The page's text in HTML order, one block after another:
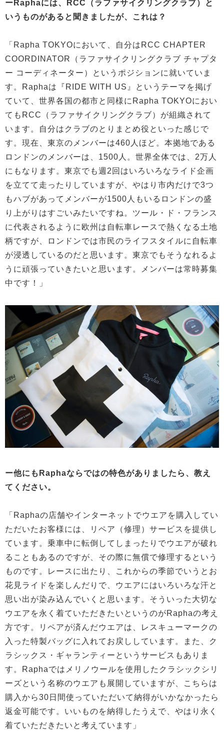
ーRaphaには、RCC（ラファサイクリングクラブ）と
いうものがあると聞きましたが、これは？
「Rapha TOKYOにおいて、自分はRCC CHAPTER
COORDINATOR（ラファサイクリングクラブ チャプタ
ー コーディネーター）というポジションに就いていま
す。Raphaは『RIDE WITH US』というテーマを掲げ
ていて、世界各国の都市と同様にRapha TOKYOにおい
てもRCC（ラファサイクリングクラブ）が組織されて
います。自分はクラブのとりまとめ役といった感じで
す。現在、東京のメンバーは460人ほど。本拠地である
ロンドンのメンバーは、1500人。世界全体では、2万人
にもなります。東京でも週2回はいろいろなライド企画
を立てて走ったりしていますが、やはり市内だけで3つ
もハブがあってメンバーが1500人もいるロンドンの盛
り上がりはすごいみたいですね。ツール・ド・フランス
に代表されるように欧州は自転車レースで熱くなる土地
柄ですが、ロンドンでは市民のライフスタイルに自転車
が浸透しているのだと思います。東京でもそうなれるよ
うに頑張っていきたいと思います。メンバーは常時募集
中です！」
ー他にもRaphaならではの特色がありましたら、教え
てください。
「Raphaの店舗やインターネットでウエアを購入してい
ただいたお客様には、リペア（修理）サービスを提供し
ています。乗車中に転倒してしまったりでウエアが破れ
ることもあるのですが、その際に無償で修理するという
ものです。レースに出たり、これからの季節でいうとお
花見ライドを楽しんだりで、ウエアにはいろいろな汗と
思い出が染み込んでいくと思います。そういった大切な
ウエアを永く着ていただきたいというのがRaphaの考え
方です。リペアが済んだウエアは、レスキューマークの
入った特製バッグに入れてお戻ししています。また、ク
ラシックス・ギャランティーというサービスもありま
す。Raphaではメリノウールを使用したクラシックシリ
ーズという名称のウエアも展開していますが、こちらは
購入から30日間使っていただいて納得がいかなかったら
返金可能です。いいものを納得したうえで、やはり永く
着ていただきたいと考えています」